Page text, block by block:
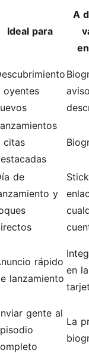
Ideal para
A
oyentes
citas
de
y
rápido
lanzamiento
en la
gente al
La